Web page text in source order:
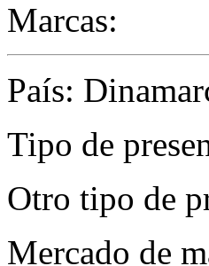
Marcas:
País:
Tipo de
Otro tipo de
Mercado de